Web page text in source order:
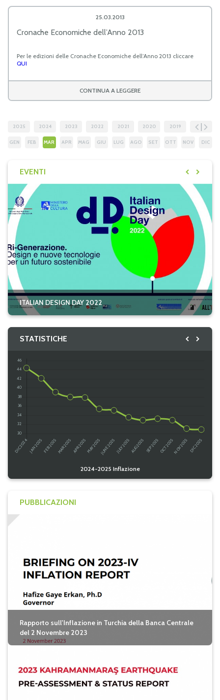
25.03.2013
Cronache Economiche dell’Anno 2013
Per le edizioni delle Cronache Economiche dell’Anno 2013 cliccare
QUI
CONTINUA A LEGGERE
2025 2024 2023 2022 2021 2020 2019 2018
GEN FEB MAR APR MAG GIU LUG AGO SET OTT NOV DIC
@ italyinTurkey
Caricamento...
seguici su twitter
EVENTI
ITALIAN DESIGN DAY 2022
STATISTICHE
2024-2025 Inflazione
PUBBLICAZIONI
Rapporto sull'Inflazione in Turchia della Banca Centrale
del 2 Novembre 2023